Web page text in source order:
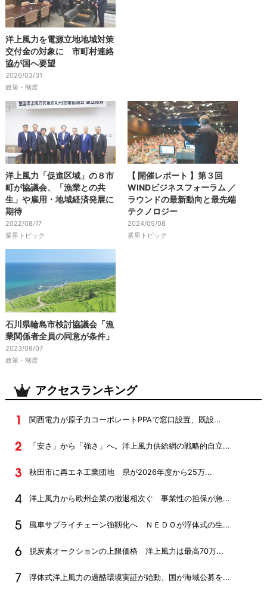
洋上風力を電源立地地域対策
交付金の対象に 市町村連絡
協が国へ要望
2026/03/31
政策・制度
洋上風力「促進区域」の８市
町が協議会、「漁業との共
生」や雇用・地域経済発展に
期待
2022/08/17
業界トピック
【 開催レポート 】第３回
WINDビジネスフォーラム ／
ラウンドの最新動向と最先端
テクノロジー
2024/05/08
業界トピック
石川県輪島市検討協議会「漁
業関係者全員の同意が条件」
2023/09/07
政策・制度
アクセスランキング
関西電力が原子力コーポレートPPAで窓口設置、既設...
「安さ」から「強さ」へ。洋上風力供給網の戦略的自立...
秋田市に再エネ工業団地 県が2026年度から25万...
洋上風力から欧州企業の撤退相次ぐ 事業性の担保が急...
風車サプライチェーン強靱化へ ＮＥＤＯが浮体式の生...
脱炭素オークションの上限価格 洋上風力は最高70万...
浮体式洋上風力の過酷環境実証が始動、国が海域公募を...